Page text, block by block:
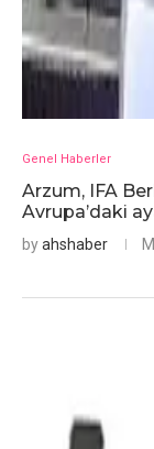
Genel Haberler
Arzum, IFA
Avrupa’daki
byahshaber